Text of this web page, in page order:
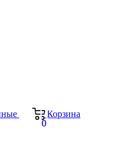
Корзина
0
0